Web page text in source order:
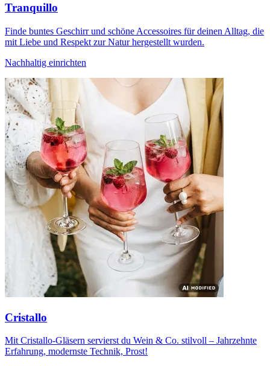
Tranquillo
Finde buntes Geschirr und schöne Accessoires für deinen Alltag, die
mit Liebe und Respekt zur Natur hergestellt wurden.
Nachhaltig einrichten
Cristallo
Mit Cristallo-Gläsern servierst du Wein & Co. stilvoll – Jahrzehnte
Erfahrung, modernste Technik, Prost!